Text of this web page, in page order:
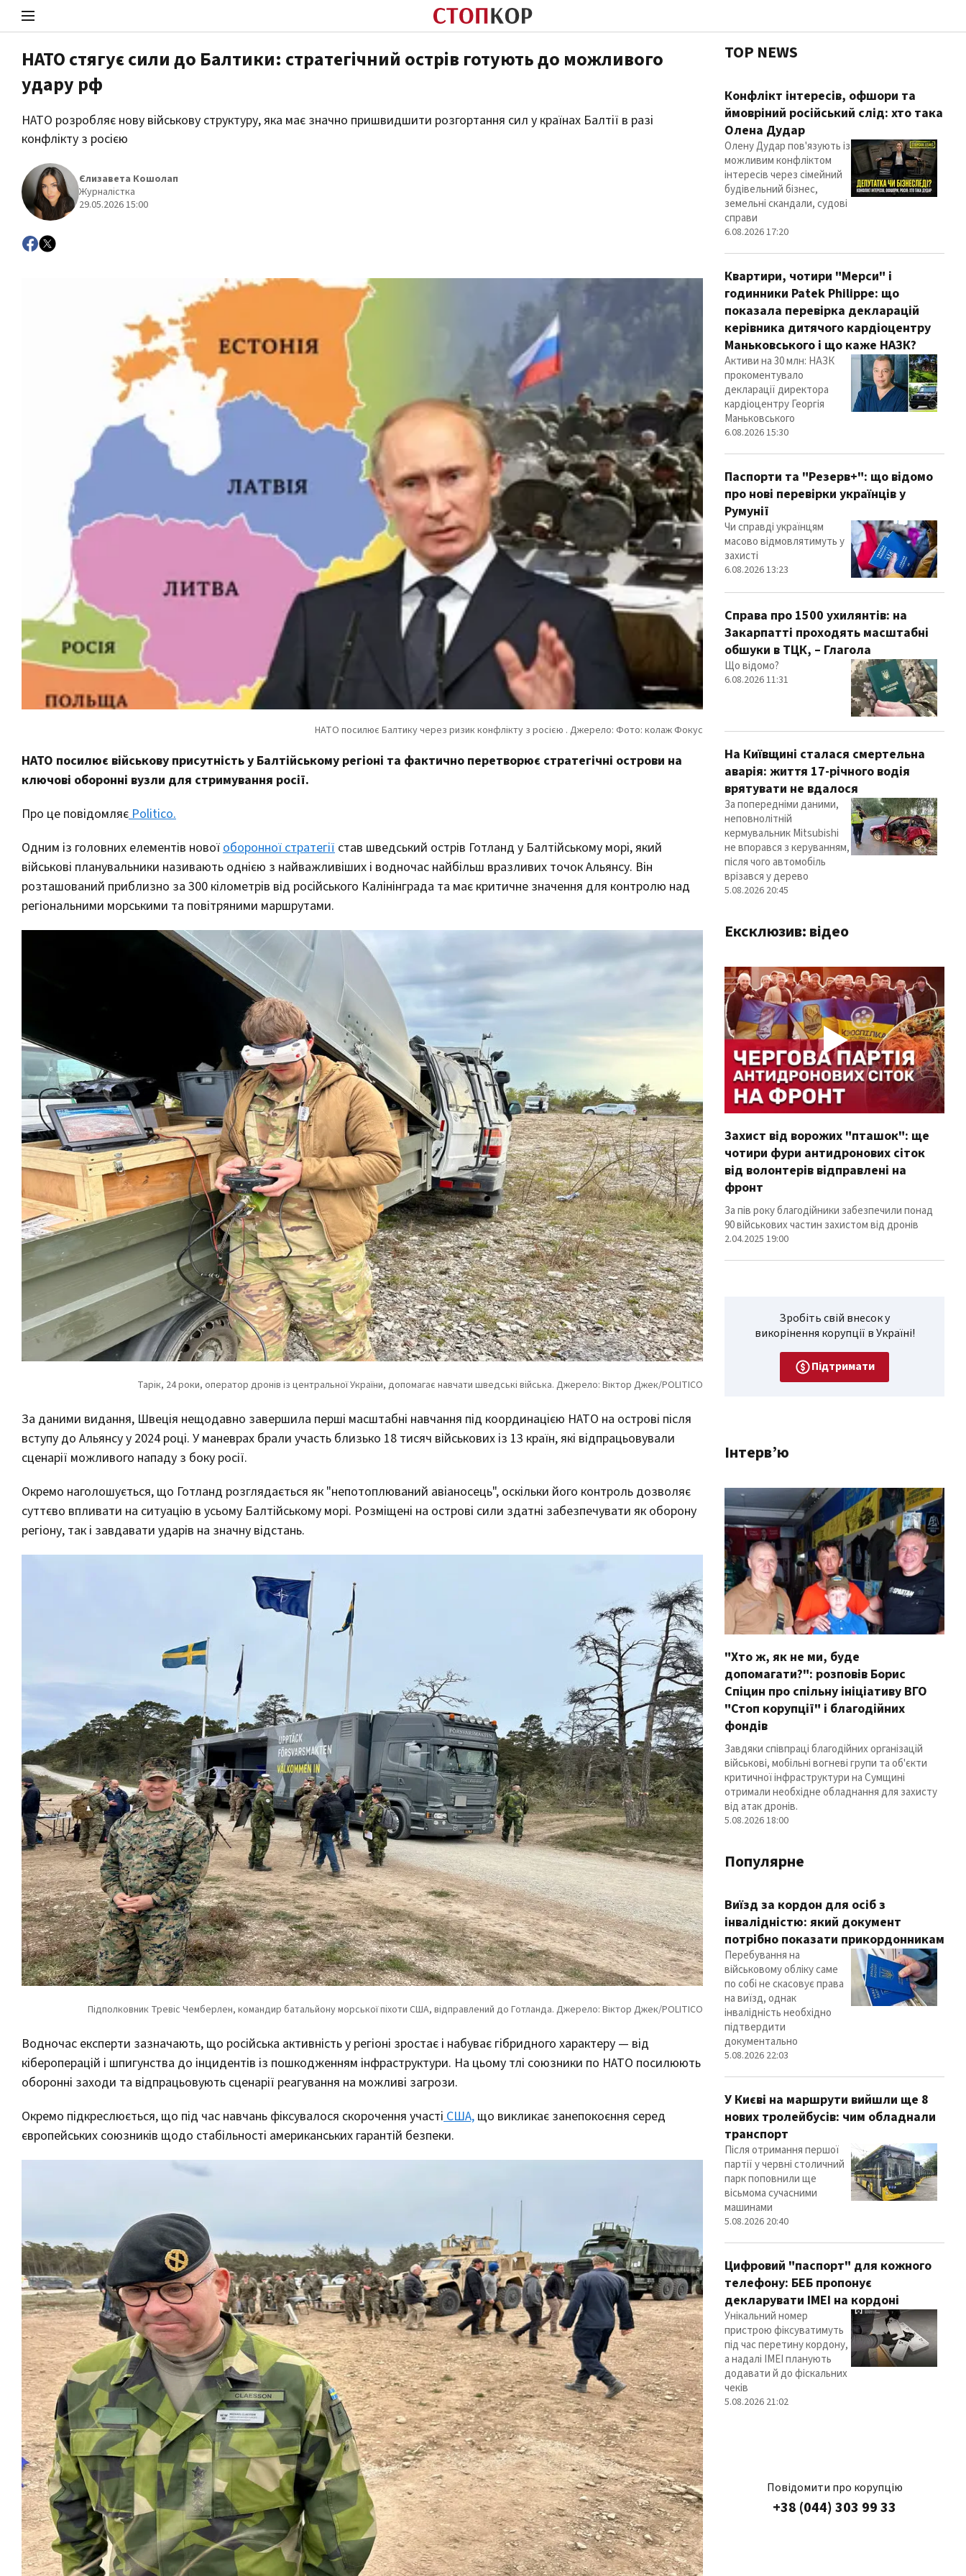
Стоп Політичній Корупції
НАТО стягує сили до Балтики: стратегічний острів готують до можливого
удару рф
НАТО розробляє нову військову структуру, яка має значно пришвидшити розгортання сил у країнах Балтії в разі
конфлікту з росією
Єлизавета Кошолап
Журналістка
29.05.2026 15:00
НАТО посилює військову присутність у Балтійському регіоні та фактично перетворює стратегічні острови на
ключові оборонні вузли для стримування росії.
Про це повідомляєPolitico.
Одним із головних елементів новоїоборонної стратегії став шведський острів Готланд у Балтійському морі, який
військові планувальники називають однією з найважливіших і водночас найбільш вразливих точок Альянсу. Він
розташований приблизно за 300 кілометрів від російського Калінінграда та має критичне значення для контролю над
регіональними морськими та повітряними маршрутами.
За даними видання, Швеція нещодавно завершила перші масштабні навчання під координацією НАТО на острові після
вступу до Альянсу у 2024 році. У маневрах брали участь близько 18 тисяч військових із 13 країн, які відпрацьовували
сценарії можливого нападу з боку росії.
Окремо наголошується, що Готланд розглядається як "непотоплюваний авіаносець", оскільки його контроль дозволяє
суттєво впливати на ситуацію в усьому Балтійському морі. Розміщені на острові сили здатні забезпечувати як оборону
регіону, так і завдавати ударів на значну відстань.
Водночас експерти зазначають, що російська активність у регіоні зростає і набуває гібридного характеру — від
кібероперацій і шпигунства до інцидентів із пошкодженням інфраструктури. На цьому тлі союзники по НАТО посилюють
оборонні заходи та відпрацьовують сценарії реагування на можливі загрози.
Окремо підкреслюється, що під час навчань фіксувалося скорочення участіСША, що викликає занепокоєння серед
європейських союзників щодо стабільності американських гарантій безпеки.
TOP NEWS
Конфлікт інтересів, офшори та
ймовріний російський слід: хто така
Олена Дудар
Олену Дудар пов'язують із
можливим конфліктом
інтересів через сімейний
будівельний бізнес,
земельні скандали, судові
справи
6.08.2026 17:20
Квартири, чотири "Мерси" і
годинники Patek Philippe: що
показала перевірка декларацій
керівника дитячого кардіоцентру
Маньковського і що каже НАЗК?
Активи на 30 млн: НАЗК
прокоментувало
декларації директора
кардіоцентру Георгія
Маньковського
6.08.2026 15:30
Паспорти та "Резерв+": що відомо
про нові перевірки українців у
Румунії
Чи справді українцям
масово відмовлятимуть у
захисті
6.08.2026 13:23
Справа про 1500 ухилянтів: на
Закарпатті проходять масштабні
обшуки в ТЦК, – Глагола
Що відомо?
6.08.2026 11:31
На Київщині сталася смертельна
аварія: життя 17-річного водія
врятувати не вдалося
За попередніми даними,
неповнолітній
кермувальник Mitsubishi
не впорався з керуванням,
після чого автомобіль
врізався у дерево
5.08.2026 20:45
Ексклюзив: відео
Захист від ворожих "пташок": ще
чотири фури антидронових сіток
від волонтерів відправлені на
фронт
За пів року благодійники забезпечили понад
90 військових частин захистом від дронів
2.04.2025 19:00
Зробіть свій внесок у
викорінення корупції в Україні!
Підтримати
Інтерв’ю
"Хто ж, як не ми, буде
допомагати?": розповів Борис
Спіцин про спільну ініціативу ВГО
"Стоп корупції" і благодійних
фондів
Завдяки співпраці благодійних організацій
військові, мобільні вогневі групи та об'єкти
критичної інфраструктури на Сумщині
отримали необхідне обладнання для захисту
від атак дронів.
5.08.2026 18:00
Популярне
Виїзд за кордон для осіб з
інвалідністю: який документ
потрібно показати прикордонникам
Перебування на
військовому обліку саме
по собі не скасовує права
на виїзд, однак
інвалідність необхідно
підтвердити
документально
5.08.2026 22:03
У Києві на маршрути вийшли ще 8
нових тролейбусів: чим обладнали
транспорт
Після отримання першої
партії у червні столичний
парк поповнили ще
вісьмома сучасними
машинами
5.08.2026 20:40
Цифровий "паспорт" для кожного
телефону: БЕБ пропонує
декларувати IMEI на кордоні
Унікальний номер
пристрою фіксуватимуть
під час перетину кордону,
а надалі IMEI планують
додавати й до фіскальних
чеків
5.08.2026 21:02
Повідомити про корупцію
+38 (044) 303 99 33